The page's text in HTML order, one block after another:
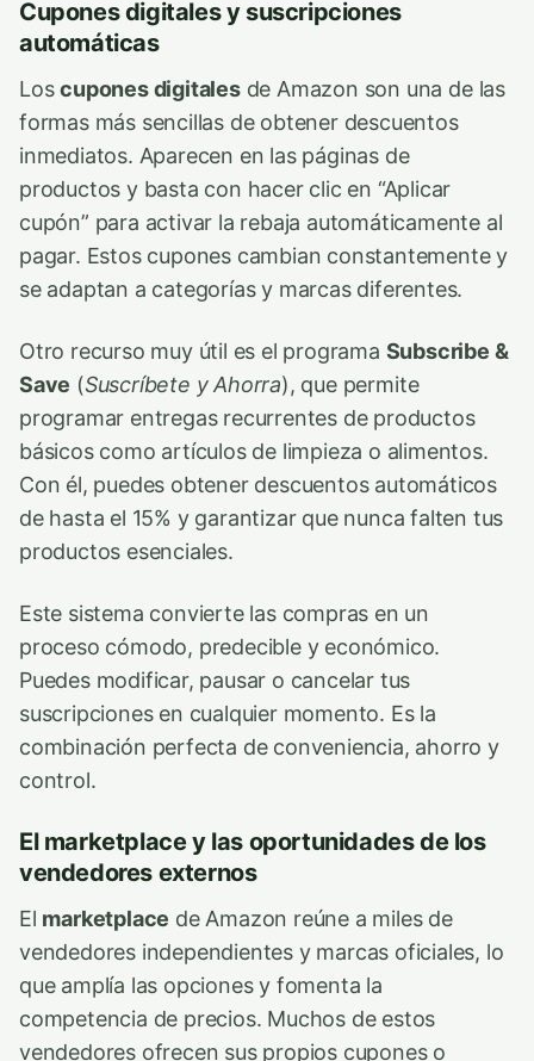
Cupones digitales y suscripciones
automáticas
Loscupones digitalesde Amazon son una de las
formas más sencillas de obtener descuentos
inmediatos. Aparecen en las páginas de
productos y basta con hacer clic en “Aplicar
cupón” para activar la rebaja automáticamente al
pagar. Estos cupones cambian constantemente y
se adaptan a categorías y marcas diferentes.
Otro recurso muy útil es el programa Subscribe &
Save (Suscríbete y Ahorra), que permite
programar entregas recurrentes de productos
básicos como artículos de limpieza o alimentos.
Con él, puedes obtener descuentos automáticos
de hasta el 15% y garantizar que nunca falten tus
productos esenciales.
Este sistema convierte las compras en un
proceso cómodo, predecible y económico.
Puedes modificar, pausar o cancelar tus
suscripciones en cualquier momento. Es la
combinación perfecta de conveniencia, ahorro y
control.
El marketplace y las oportunidades de los
vendedores externos
El marketplace de Amazon reúne a miles de
vendedores independientes y marcas oficiales, lo
que amplía las opciones y fomenta la
competencia de precios. Muchos de estos
vendedores ofrecen sus propios cupones o